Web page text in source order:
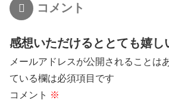
コメント
感想いただけるととても嬉し
メールアドレスが公開されることは
ている欄は必須項目です
コメント ※